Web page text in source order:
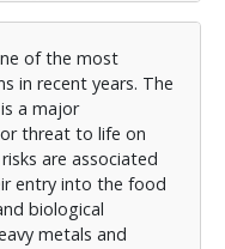
είδη μεθόδων
σε αυτή τη
είναι η
συγκριτική
of the most
in recent years. The
a major
threat to life on
are associated
entry into the food
biological
metals and